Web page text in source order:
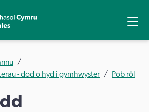
- dod o hyd i gymhwyster
Pob rôl